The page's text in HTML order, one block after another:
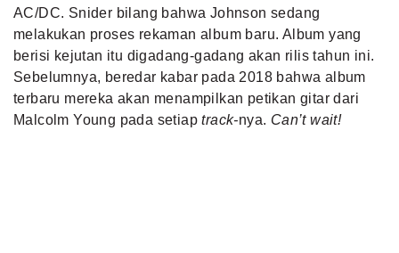
AC/DC. Snider bilang bahwa Johnson sedang
melakukan proses rekaman album baru. Album yang
berisi kejutan itu digadang-gadang akan rilis tahun ini.
Sebelumnya, beredar kabar pada 2018 bahwa album
terbaru mereka akan menampilkan petikan gitar dari
Malcolm Young pada setiaptrack-nya. Can’t wait!